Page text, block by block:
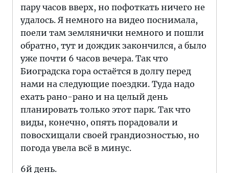
пару часов вверх, но пофоткать ничего не
удалось. Я немного на видео поснимала,
поели там землянички немного и пошли
обратно, тут и дождик закончился, а было
уже почти 6 часов вечера. Так что
Биоградска гора остаётся в долгу перед
нами на следующие поездки. Туда надо
ехать рано-рано и на целый день
планировать только этот парк. Так что
виды, конечно, опять порадовали и
повосхищали своей грандиозностью, но
погода увела всё в минус.
6й день.